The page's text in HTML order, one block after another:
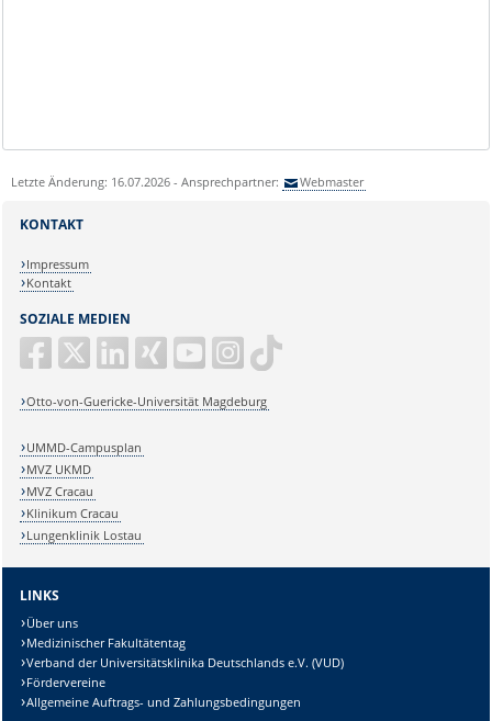
Letzte Änderung: 16.07.2026 - Ansprechpartner: Webmaster
SOZIALE MEDIEN
Otto-von-Guericke-Universität Magdeburg
KONTAKT
Impressum
Kontakt
UMMD-Campusplan
MVZ UKMD
MVZ Cracau
Klinikum Cracau
Lungenklinik Lostau
LINKS
Über uns
Medizinischer Fakultätentag
Verband der Universitätsklinika Deutschlands e.V. (VUD)
Fördervereine
Allgemeine Auftrags- und Zahlungsbedingungen